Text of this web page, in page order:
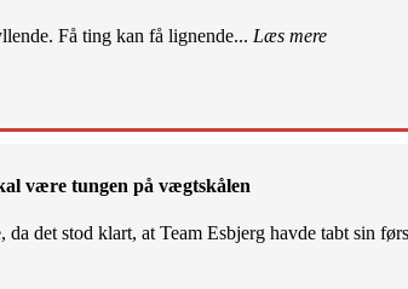
Få ting kan få lignende... Læs mere
være tungen på vægtskålen
da det stod klart, at Team Esbjerg havde tabt sin